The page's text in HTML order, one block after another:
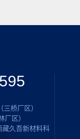
桥厂区）
厂区）
藏久吾新材料科